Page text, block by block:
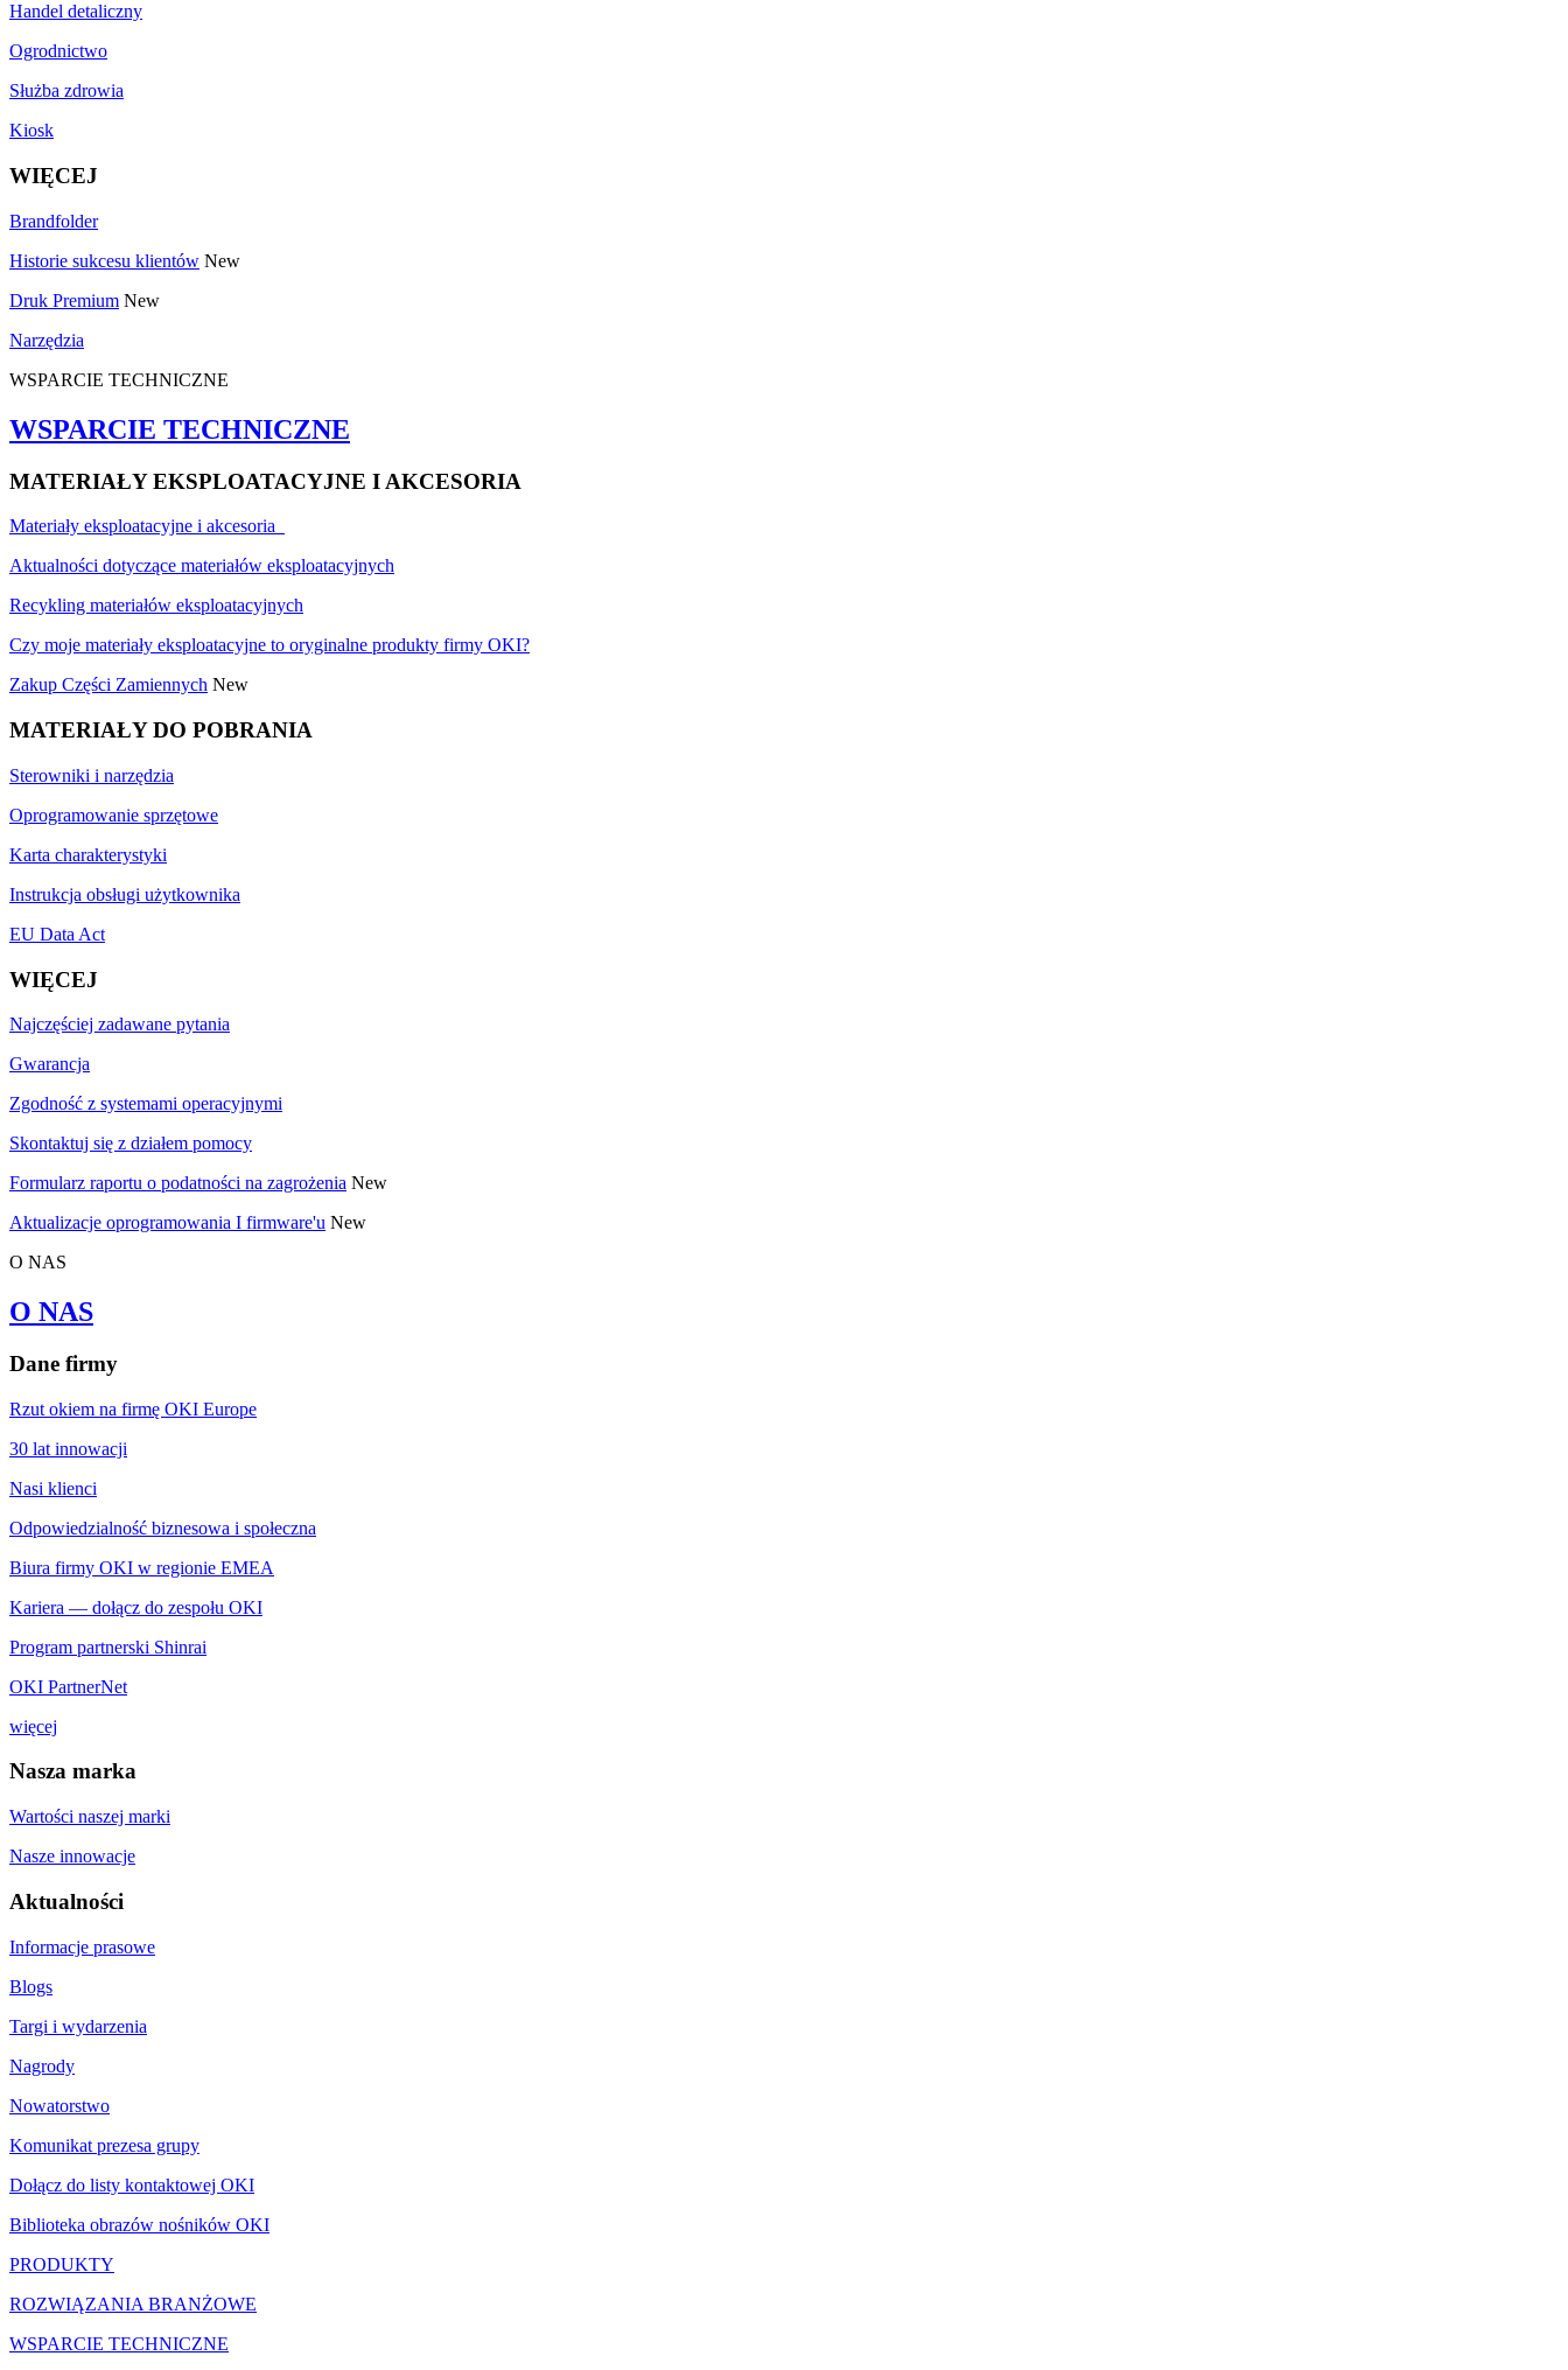
Handel detaliczny
Ogrodnictwo
Służba zdrowia
Kiosk
WIĘCEJ
Brandfolder
Historie sukcesu klientów New
Druk Premium New
Narzędzia
WSPARCIE TECHNICZNE
WSPARCIE TECHNICZNE
MATERIAŁY EKSPLOATACYJNE I AKCESORIA
Materiały eksploatacyjne i akcesoria
Aktualności dotyczące materiałów eksploatacyjnych
Recykling materiałów eksploatacyjnych
Czy moje materiały eksploatacyjne to oryginalne produkty firmy OKI?
Zakup Części Zamiennych New
MATERIAŁY DO POBRANIA
Sterowniki i narzędzia
Oprogramowanie sprzętowe
Karta charakterystyki
Instrukcja obsługi użytkownika
EU Data Act
WIĘCEJ
Najczęściej zadawane pytania
Gwarancja
Zgodność z systemami operacyjnymi
Skontaktuj się z działem pomocy
Formularz raportu o podatności na zagrożenia New
Aktualizacje oprogramowania I firmware'u New
O NAS
O NAS
Dane firmy
Rzut okiem na firmę OKI Europe
30 lat innowacji
Nasi klienci
Odpowiedzialność biznesowa i społeczna
Biura firmy OKI w regionie EMEA
Kariera — dołącz do zespołu OKI
Program partnerski Shinrai
OKI PartnerNet
więcej
Nasza marka
Wartości naszej marki
Nasze innowacje
Aktualności
Informacje prasowe
Blogs
Targi i wydarzenia
Nagrody
Nowatorstwo
Komunikat prezesa grupy
Dołącz do listy kontaktowej OKI
Biblioteka obrazów nośników OKI
PRODUKTY
ROZWIĄZANIA BRANŻOWE
WSPARCIE TECHNICZNE